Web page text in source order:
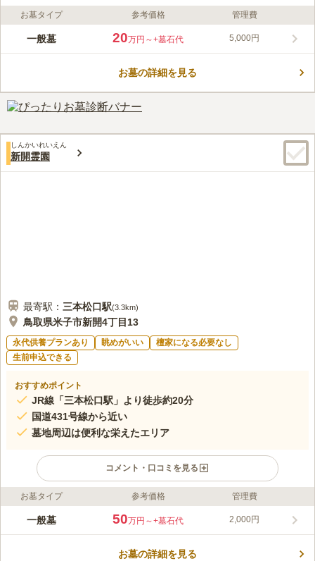
ライフドット編集部のコメント
美しい伯耆富士を眺めることができる絶景のロケーションです。
に眠りにつくことができます。 トイレや水汲み場が設置されて
設置されているので、遠方から車で来られる方も安心です。
口コミ評価
お墓タイプ 参考価格 管理費
一般墓 20万円～+墓石代 5,000円
お墓の詳細を見る
しんかいれいえん
新開霊園
最寄駅： 三本松口駅(3.3km)
鳥取県米子市新開4丁目13
永代供養プランあり 眺めがいい
檀家になる必要なし
生前申込できる
おすすめポイント
JR線「三本松口駅」より徒歩約20分
国道431号線から近い
墓地周辺は便利な栄えたエリア
コメント・口コミを見る
ライフドット編集部のコメント
日本海を望む港を横に、潮風がすがすがしく吹きぬける民営霊園
の間隔も広いので落ち着いてお墓参りできます。年間管理費は
お墓タイプ 参考価格 管理費
一般墓 50万円～+墓石代 2,000円
お墓の詳細を見る